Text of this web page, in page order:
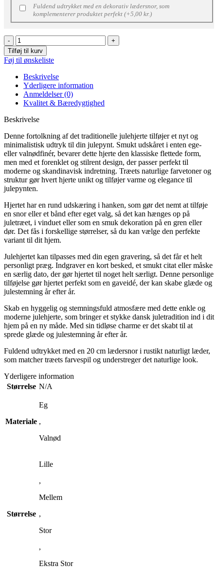
Fuldend udtrykket med en dekorativ lædersnor, som
komplementerer produktet perfekt (+5,00 kr. )
Tilføj til kurv
Føj til ønskeliste
Beskrivelse
Yderligere information
Anmeldelser (0)
Kvalitet & Bæredygtighed
Beskrivelse
Denne fortolkning af det traditionelle julehjerte tilføjer et nyt og
minimalistisk udtryk til din julepynt. Smukt udskåret i enten ege-
eller valnødfinér, bevarer dette hjerte den klassiske flettede form,
men med et forenklet og stilrent design, der passer perfekt til
moderne og skandinavisk indretning. Træets naturlige farvetoner og
struktur gør hvert hjerte unikt og tilføjer varme og elegance til
julepynten.
Hjertet har en rund udskæring i hanken, som gør det nemt at tilføje
en snor eller et bånd efter eget valg, så det kan hænges op på
juletræet, i vinduet eller som en smuk dekoration på en gren eller
dør. Det fås i forskellige størrelser, så du kan vælge den perfekte
variant til dit hjem.
Julehjertet kan tilpasses med din egen gravering, så det får et helt
personligt præg. Indgraver en kort besked, et smukt citat eller måske
en særlig dato, der gør hjertet til noget helt særligt. Denne personlige
tilføjelse gør hjertet perfekt som en gaveidé, der kan skabe glæde og
julestemning år efter år.
Skab en hyggelig og stemningsfuld atmosfære med dette enkle og
moderne julehjerte, som bringer et stykke dansk juletradition ind i dit
hjem på en ny måde. Med sin tidløse charme er det skabt til at
sprede glæde og julestemning år efter år.
Fuldend udtrykket med en 20 cm lædersnor i rustikt naturligt læder,
som matcher træets farvespil og understreger det naturlige look.
Yderligere information
Størrelse N/A
Materiale
Eg
,
Valnød
Størrelse
Lille
,
Mellem
,
Stor
,
Ekstra Stor